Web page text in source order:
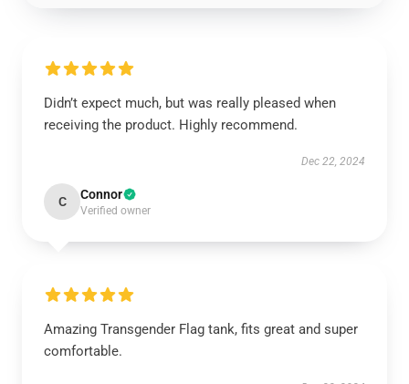
Didn’t expect much, but was really pleased when
receiving the product. Highly recommend.
Dec 22, 2024
C Connor
Verified owner
Amazing Transgender Flag tank, fits great and super
comfortable.